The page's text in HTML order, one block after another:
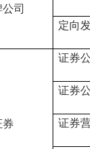
司
定向
券
证券
证券
证券